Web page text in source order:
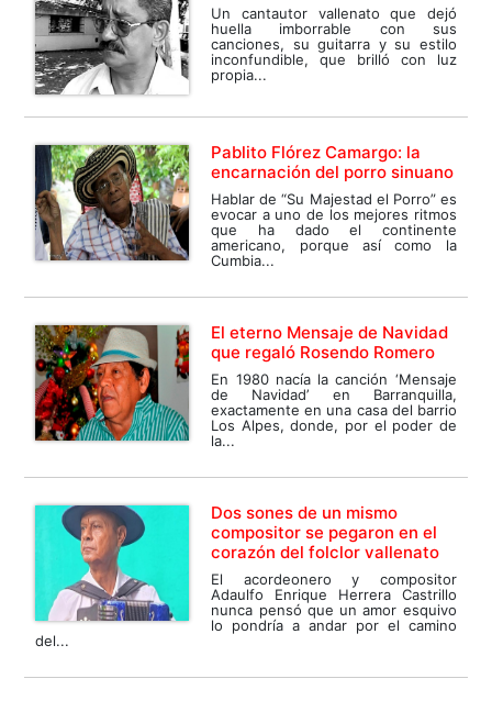
Un cantautor vallenato que dejó
huella imborrable con sus
canciones, su guitarra y su estilo
inconfundible, que brilló con luz
propia...
Pablito Flórez Camargo: la
encarnación del porro sinuano
Hablar de “Su Majestad el Porro” es
evocar a uno de los mejores ritmos
que ha dado el continente
americano, porque así como la
Cumbia...
El eterno Mensaje de Navidad
que regaló Rosendo Romero
En 1980 nacía la canción ‘Mensaje
de Navidad’ en Barranquilla,
exactamente en una casa del barrio
Los Alpes, donde, por el poder de
la...
Dos sones de un mismo
compositor se pegaron en el
corazón del folclor vallenato
El acordeonero y compositor
Adaulfo Enrique Herrera Castrillo
nunca pensó que un amor esquivo
lo pondría a andar por el camino
del...